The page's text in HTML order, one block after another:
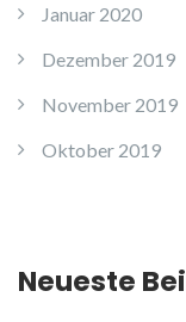
Januar 2020
Dezember 2019
November 2019
Oktober 2019
Neueste